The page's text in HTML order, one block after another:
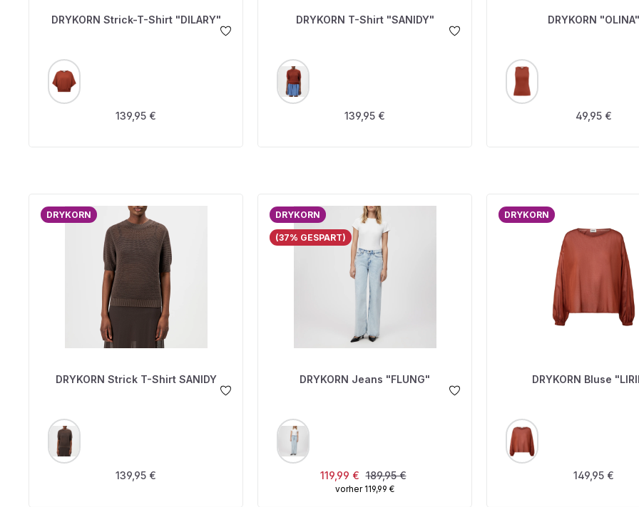
DRYKORN Strick-T-Shirt "DILARY"
FARBE
Regulärer Preis:
139,95 €
DRYKORN T-Shirt "SANIDY"
FARBE
Regulärer Preis:
139,95 €
DRYKORN "OLINA"
FARBE
Regulärer
49,95 €
DRYKORN
DRYKORN Strick T-Shirt SANIDY
FARBE
Regulärer Preis:
139,95 €
DRYKORN
(37% GESPART)
DRYKORN Jeans "FLUNG"
FARBE
Verkaufspreis:
119,99 € Regulärer Preis:
189,95 €
vorher 119,99 €
DRYKORN
DRYKORN Bluse
FARBE
Regulärer
149,95 €